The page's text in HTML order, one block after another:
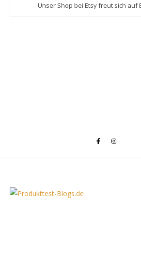
Unser Shop bei Etsy freut sich auf